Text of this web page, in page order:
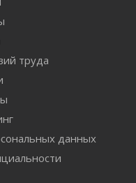
труда
данных